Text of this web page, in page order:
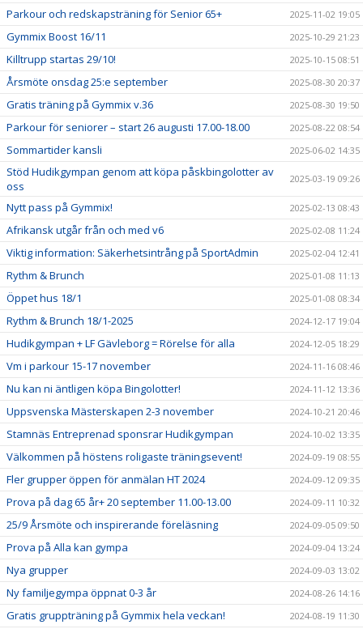
Parkour och redskapsträning för Senior 65+ 2025-11-02 19:05
Gymmix Boost 16/11 2025-10-29 21:23
Killtrupp startas 29/10! 2025-10-15 08:51
Årsmöte onsdag 25:e september 2025-08-30 20:37
Gratis träning på Gymmix v.36 2025-08-30 19:50
Parkour för seniorer – start 26 augusti 17.00-18.00 2025-08-22 08:54
Sommartider kansli 2025-06-02 14:35
Stöd Hudikgympan genom att köpa påskbingolotter av
oss
2025-03-19 09:26
Nytt pass på Gymmix! 2025-02-13 08:43
Afrikansk utgår från och med v6 2025-02-08 11:24
Viktig information: Säkerhetsintrång på SportAdmin 2025-02-04 12:41
Rythm & Brunch 2025-01-08 11:13
Öppet hus 18/1 2025-01-08 08:34
Rythm & Brunch 18/1-2025 2024-12-17 19:04
Hudikgympan + LF Gävleborg = Rörelse för alla 2024-12-05 18:29
Vm i parkour 15-17 november 2024-11-16 08:46
Nu kan ni äntligen köpa Bingolotter! 2024-11-12 13:36
Uppsvenska Mästerskapen 2-3 november 2024-10-21 20:46
Stamnäs Entreprenad sponsrar Hudikgympan 2024-10-02 13:35
Välkommen på höstens roligaste träningsevent! 2024-09-19 08:55
Fler grupper öppen för anmälan HT 2024 2024-09-12 09:35
Prova på dag 65 år+ 20 september 11.00-13.00 2024-09-11 10:32
25/9 Årsmöte och inspirerande föreläsning 2024-09-05 09:50
Prova på Alla kan gympa 2024-09-04 13:24
Nya grupper 2024-09-03 13:02
Ny familjegympa öppnat 0-3 år 2024-08-26 14:16
Gratis gruppträning på Gymmix hela veckan! 2024-08-19 11:30